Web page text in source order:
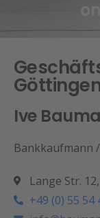
Ive
Bankkaufmann
Lange Str.
+49 (0) 55 54